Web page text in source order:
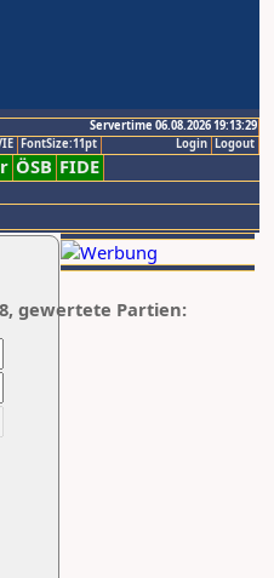
Servertime 06.08.2026 19:13:29
Logout
Login
FontSize:11pt
ÖSB FIDE
gewertete Partien: